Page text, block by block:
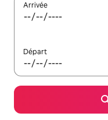
Arrivée
Départ